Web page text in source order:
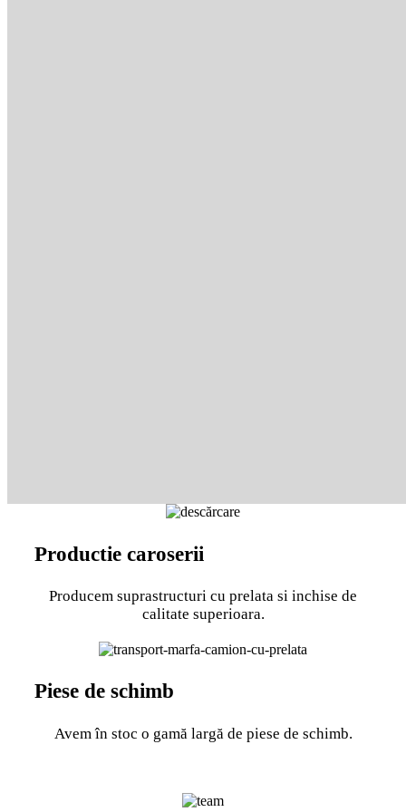
Productie caroserii
Producem suprastructuri cu prelata si inchise de
calitate superioara.
Piese de schimb
Avem în stoc o gamă largă de piese de schimb.